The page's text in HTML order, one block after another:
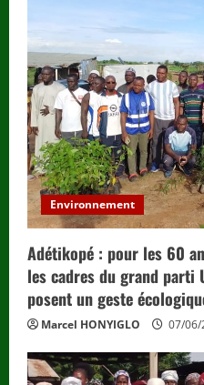
Environnement
Adétikopé : pour les 60
les cadres du grand parti
posent un geste
Marcel HONYIGLO 07/06/